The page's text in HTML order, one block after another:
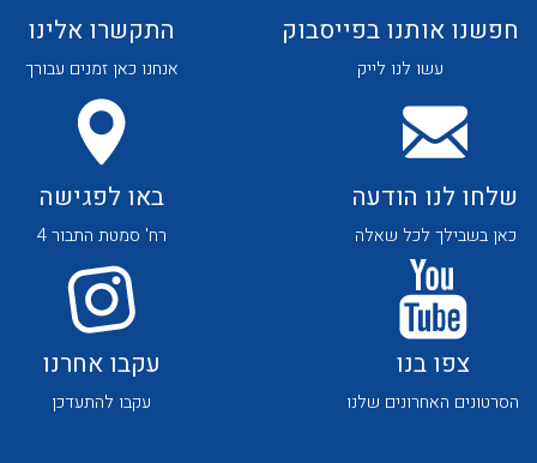
לכל מוצרי היצרן לכל מוצרי היצרן
לכל מוצרי היצרן לכל מוצרי היצרן
חפשנו אותנו בפייסבוק
עשו לנו לייק
התקשרו אלינו
אנחנו כאן זמנים עבורך
שלחו לנו הודעה
כאן בשבילך לכל שאלה
באו לפגישה
רח' סמטת התבור 4
צפו בנו
הסרטונים האחרונים שלנו
עקבו אחרנו
עקבו להתעדכן